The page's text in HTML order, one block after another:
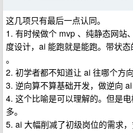
这几项只有最后一点认同。
1. 有时候做个 mvp 、纯静态网站
度设计，ai 能跑就是能跑。带状
。
2. 初学者都不知道让 ai 往哪个方
3. 逆向算不算基础开发，做逆向 ai
4. 这个比喻是可以理解的。但是
多。
5. ai 大幅削减了初级岗位的需求